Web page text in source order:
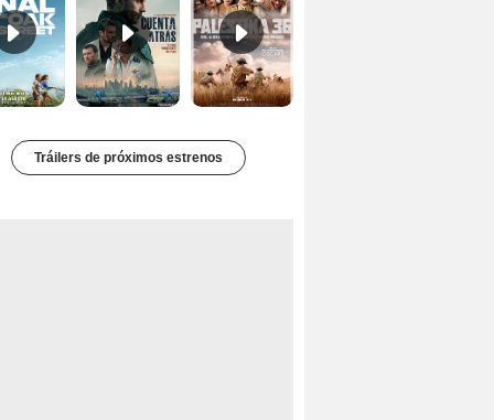
Tráilers de próximos estrenos